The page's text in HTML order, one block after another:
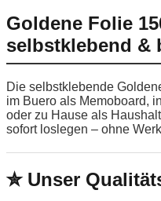
Goldene Folie
selbstklebend &
Die selbstklebende
im Buero als Memoboard,
oder zu Hause als
sofort loslegen – ohne
✮ Unser